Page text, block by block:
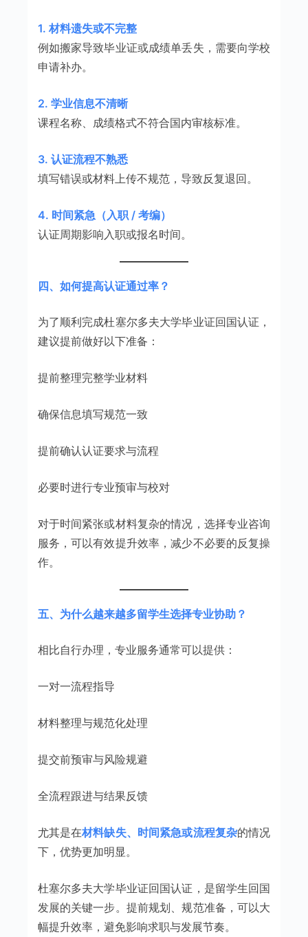
1. 材料遗失或不完整
例如搬家导致毕业证或成绩单丢失，需要向学校
申请补办。
2. 学业信息不清晰
课程名称、成绩格式不符合国内审核标准。
3. 认证流程不熟悉
填写错误或材料上传不规范，导致反复退回。
4. 时间紧急（入职 / 考编）
认证周期影响入职或报名时间。
四、如何提高认证通过率？
为了顺利完成杜塞尔多夫大学毕业证回国认证，
建议提前做好以下准备：
提前整理完整学业材料
确保信息填写规范一致
提前确认认证要求与流程
必要时进行专业预审与校对
对于时间紧张或材料复杂的情况，选择专业咨询
服务，可以有效提升效率，减少不必要的反复操
作。
五、为什么越来越多留学生选择专业协助？
相比自行办理，专业服务通常可以提供：
一对一流程指导
材料整理与规范化处理
提交前预审与风险规避
全流程跟进与结果反馈
尤其是在材料缺失、时间紧急或流程复杂的情况
下，优势更加明显。
杜塞尔多夫大学毕业证回国认证，是留学生回国
发展的关键一步。提前规划、规范准备，可以大
幅提升效率，避免影响求职与发展节奏。